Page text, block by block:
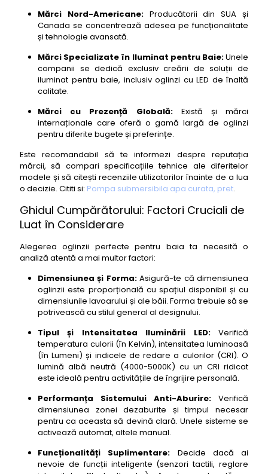
Mărci Nord-Americane:Producătorii din SUA și
Canada se concentrează adesea pe funcționalitate
și tehnologie avansată.
Mărci Specializate în Iluminat pentru Baie:Unele
companii se dedică exclusiv creării de soluții de
iluminat pentru baie, inclusiv oglinzi cu LED de înaltă
calitate.
Mărci cu Prezență Globală:Există și mărci
internaționale care oferă o gamă largă de oglinzi
pentru diferite bugete și preferințe.
Este recomandabil să te informezi despre reputația
mărcii, să compari specificațiile tehnice ale diferitelor
modele și să citești recenziile utilizatorilor înainte de a lua
o decizie. Cititi si: Pompa submersibila apa curata, pret.
Ghidul Cumpărătorului: Factori Cruciali de
Luat în Considerare
Alegerea oglinzii perfecte pentru baia ta necesită o
analiză atentă a mai multor factori:
Dimensiunea și Forma:Asigură-te că dimensiunea
oglinzii este proporțională cu spațiul disponibil și cu
dimensiunile lavoarului și ale băii. Forma trebuie să se
potrivească cu stilul general al designului.
Tipul și Intensitatea Iluminării LED:Verifică
temperatura culorii (în Kelvin), intensitatea luminoasă
(în Lumeni) și indicele de redare a culorilor (CRI). O
lumină albă neutră (4000-5000K) cu un CRI ridicat
este ideală pentru activitățile de îngrijire personală.
Performanța Sistemului Anti-Aburire: Verifică
dimensiunea zonei dezaburite și timpul necesar
pentru ca aceasta să devină clară. Unele sisteme se
activează automat, altele manual.
Funcționalități Suplimentare: Decide dacă ai
nevoie de funcții inteligente (senzori tactili, reglare